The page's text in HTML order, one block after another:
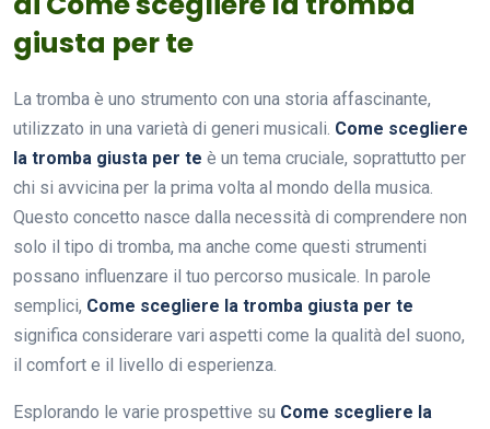
giusta per te
La tromba è uno strumento con una storia affascinante,
utilizzato in una varietà di generi musicali. Come scegliere
la tromba giusta per te è un tema cruciale, soprattutto per
chi si avvicina per la prima volta al mondo della musica.
Questo concetto nasce dalla necessità di comprendere non
solo il tipo di tromba, ma anche come questi strumenti
possano influenzare il tuo percorso musicale. In parole
semplici, Come scegliere la tromba giusta per te
significa considerare vari aspetti come la qualità del suono,
il comfort e il livello di esperienza.
Esplorando le varie prospettive su Come scegliere la